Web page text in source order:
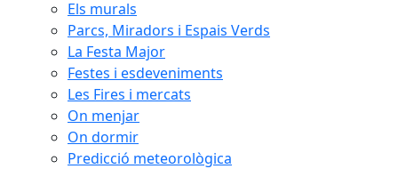
Els murals
Parcs, Miradors i Espais Verds
La Festa Major
Festes i esdeveniments
Les Fires i mercats
On menjar
On dormir
Predicció meteorològica